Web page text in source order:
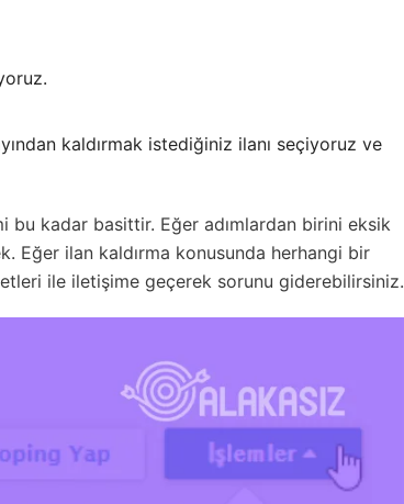
kaldırmak istediğiniz ilanı seçiyoruz ve
bu kadar basittir. Eğer adımlardan birini eksik
Eğer ilan kaldırma konusunda herhangi bir
ile iletişime geçerek sorunu giderebilirsiniz.